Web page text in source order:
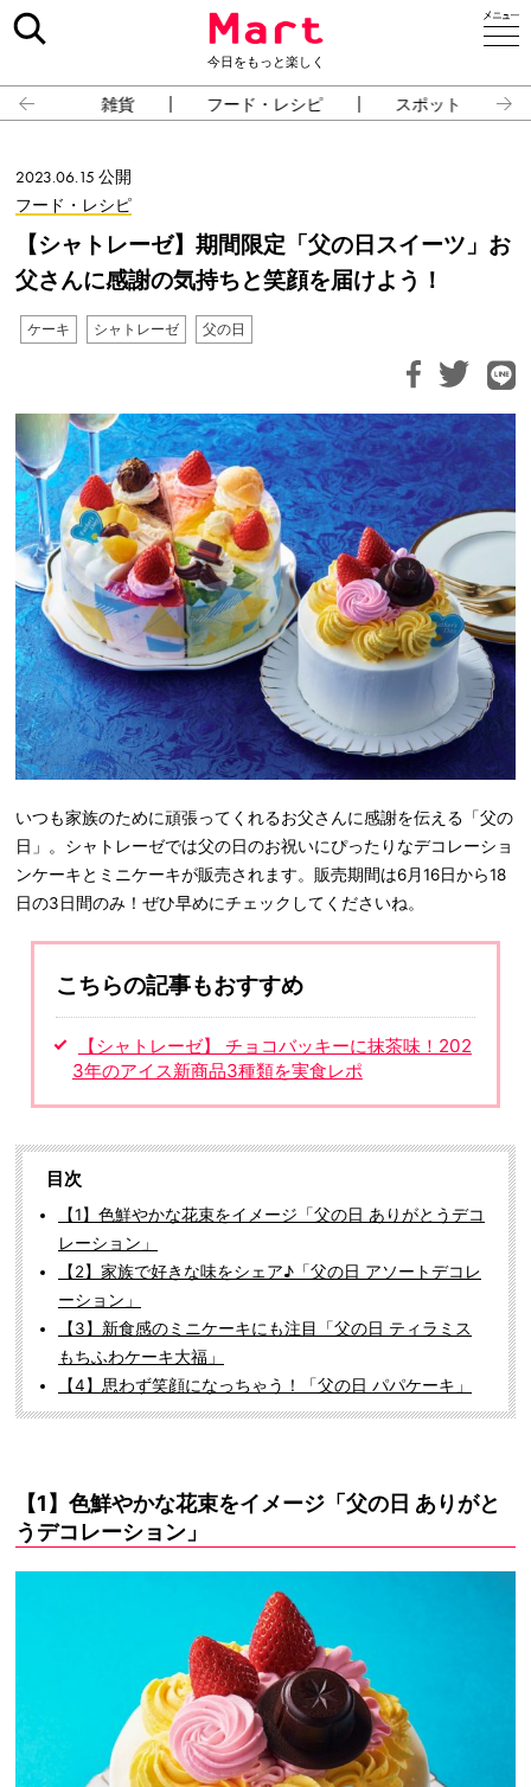
今日をもっと楽しく
雑貨 フード・レシピ スポット
2023.06.15 公開
フード・レシピ
【シャトレーゼ】期間限定「父の日スイーツ」お
父さんに感謝の気持ちと笑顔を届けよう！
ケーキ シャトレーゼ 父の日
いつも家族のために頑張ってくれるお父さんに感謝を伝える「父の
日」。シャトレーゼでは父の日のお祝いにぴったりなデコレーショ
ンケーキとミニケーキが販売されます。販売期間は6月16日から18
日の3日間のみ！ぜひ早めにチェックしてくださいね。
こちらの記事もおすすめ
【シャトレーゼ】 チョコバッキーに抹茶味！202
3年のアイス新商品3種類を実食レポ
目次
【1】色鮮やかな花束をイメージ「父の日 ありがとうデコ
レーション」
【2】家族で好きな味をシェア♪「父の日 アソートデコレ
ーション」
【3】新食感のミニケーキにも注目「父の日 ティラミス
もちふわケーキ大福」
【4】思わず笑顔になっちゃう！「父の日 パパケーキ」
【1】色鮮やかな花束をイメージ「父の日 ありがと
うデコレーション」